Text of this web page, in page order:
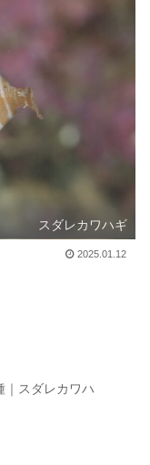
スダレカワハギ
2025.01.12
｜スダレカワハ